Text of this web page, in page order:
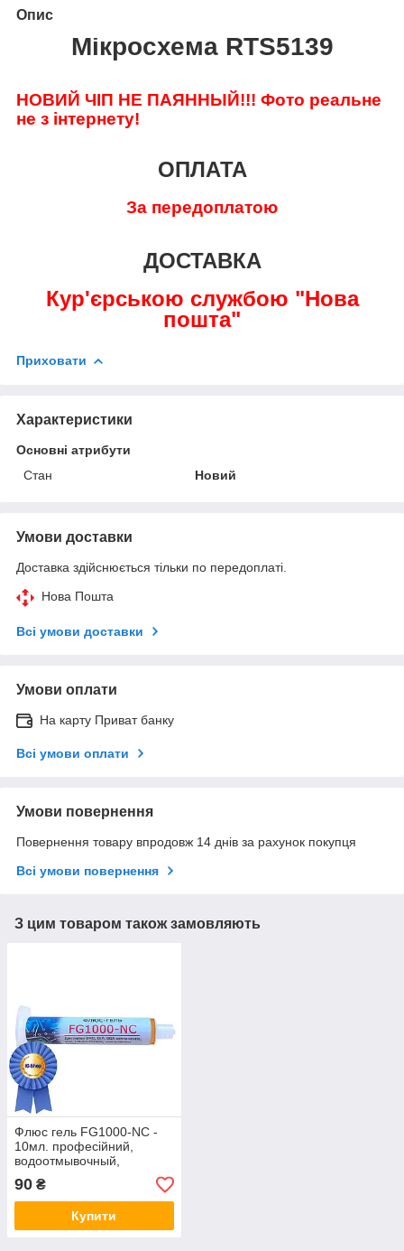
Опис
Мікросхема RTS5139
НОВИЙ ЧІП НЕ ПАЯННЫЙ!!! Фото реальне
не з інтернету!
ОПЛАТА
За передоплатою
ДОСТАВКА
Кур'єрською службою "Нова
пошта"
Приховати
Характеристики
Основні атрибути
Стан
Новий
Умови доставки
Доставка здійснюється тільки по передоплаті.
Нова Пошта
Всі умови доставки
Умови оплати
На карту Приват банку
Всі умови оплати
Умови повернення
Повернення товару впродовж 14 днів за рахунок покупця
Всі умови повернення
З цим товаром також замовляють
Флюс гель FG1000-NC -
10мл. професійний,
водоотмывочный,
водосмываемый
90 ₴
Купити